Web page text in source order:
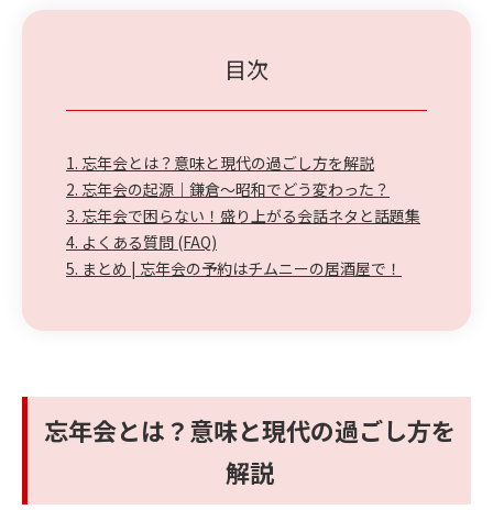
目次
1. 忘年会とは？意味と現代の過ごし方を解説
2. 忘年会の起源｜鎌倉〜昭和でどう変わった？
3. 忘年会で困らない！盛り上がる会話ネタと話題集
4. よくある質問 (FAQ)
5. まとめ | 忘年会の予約はチムニーの居酒屋で！
忘年会とは？意味と現代の過ごし方を
解説